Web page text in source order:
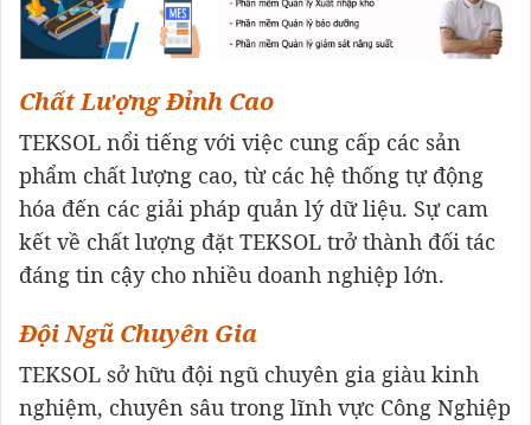
Chất Lượng Đỉnh Cao
TEKSOL nổi tiếng với việc cung cấp các sản
phẩm chất lượng cao, từ các hệ thống tự động
hóa đến các giải pháp quản lý dữ liệu. Sự cam
kết về chất lượng đặt TEKSOL trở thành đối tác
đáng tin cậy cho nhiều doanh nghiệp lớn.
Đội Ngũ Chuyên Gia
TEKSOL sở hữu đội ngũ chuyên gia giàu kinh
nghiệm, chuyên sâu trong lĩnh vực Công Nghiệp